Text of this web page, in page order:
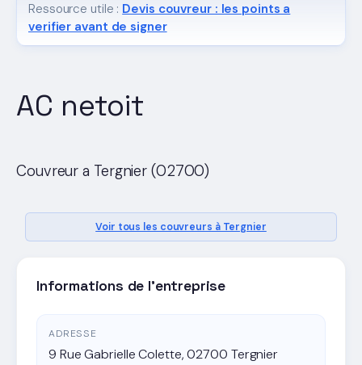
AC netoit
Couvreur a Tergnier (02700)
Voir tous les couvreurs à Tergnier
Informations de l'entreprise
ADRESSE
9 Rue Gabrielle Colette, 02700 Tergnier
Ressource utile : Devis couvreur : les points a
verifier avant de signer